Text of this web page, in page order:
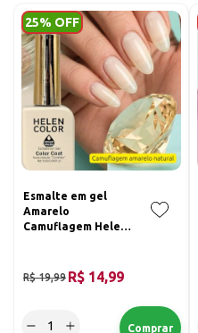
25% OFF
Esmalte em gel
Amarelo
Camuflagem Helen
R$ 19,99 R$ 14,99